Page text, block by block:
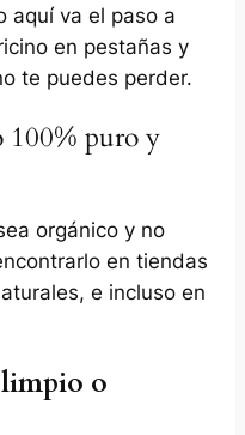
aquí va el paso a
en pestañas y
te puedes perder.
100% puro y
orgánico y no
en tiendas
e incluso en
o